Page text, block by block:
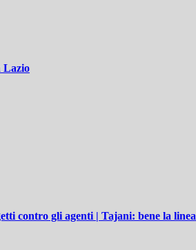
Lazio
contro gli agenti | Tajani: bene la